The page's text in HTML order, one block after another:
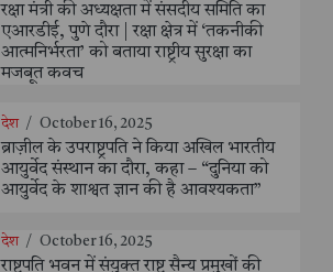
रक्षा मंत्री की अध्यक्षता में संसदीय समिति का
एआरडीई, पुणे दौरा | रक्षा क्षेत्र में ‘तकनीकी
आत्मनिर्भरता’ को बताया राष्ट्रीय सुरक्षा का
मजबूत कवच
देश / October 16, 2025
ब्राज़ील के उपराष्ट्रपति ने किया अखिल भारतीय
आयुर्वेद संस्थान का दौरा, कहा – “दुनिया को
आयुर्वेद के शाश्वत ज्ञान की है आवश्यकता”
देश / October 16, 2025
राष्ट्रपति भवन में संयुक्त राष्ट्र सैन्य प्रमुखों की